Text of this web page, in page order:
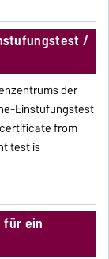
/
der
Einstufungstest
from
test is
ein